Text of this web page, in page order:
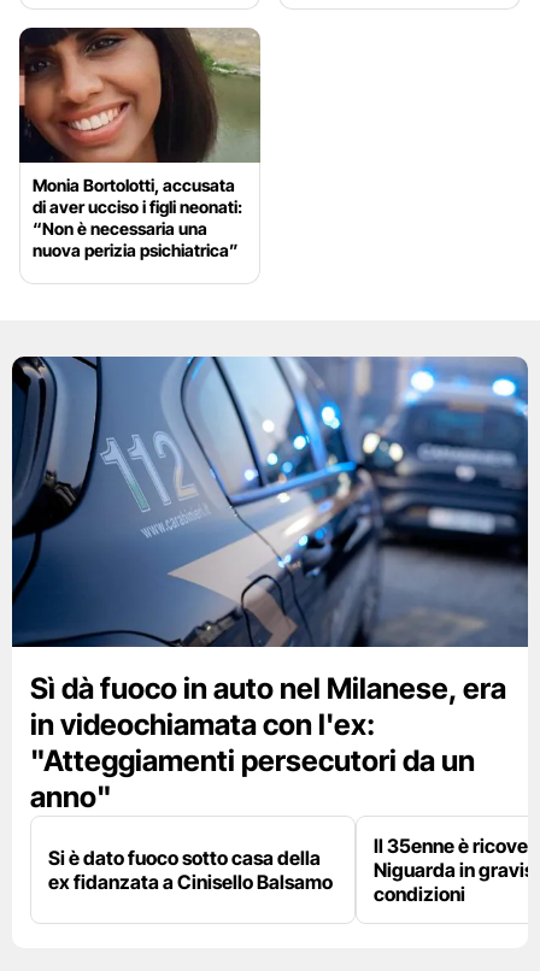
Monia Bortolotti, accusata
di aver ucciso i figli neonati:
“Non è necessaria una
nuova perizia psichiatrica”
Sì dà fuoco in auto nel Milanese, era
in videochiamata con l'ex:
"Atteggiamenti persecutori da un
anno"
Si è dato fuoco sotto casa della
ex fidanzata a Cinisello Balsamo
Il 35enne è
Niguarda in
condizioni